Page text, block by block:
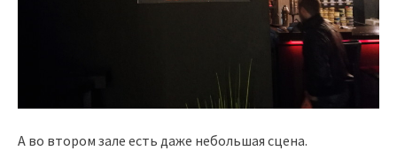
А во втором зале есть даже небольшая сцена.